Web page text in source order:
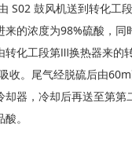
S02 鼓风机送到转化
的浓度为98%硫酸，
化工段第Ⅲ换热器来
。尾气经脱硫后由
器，冷却后再送至第
。